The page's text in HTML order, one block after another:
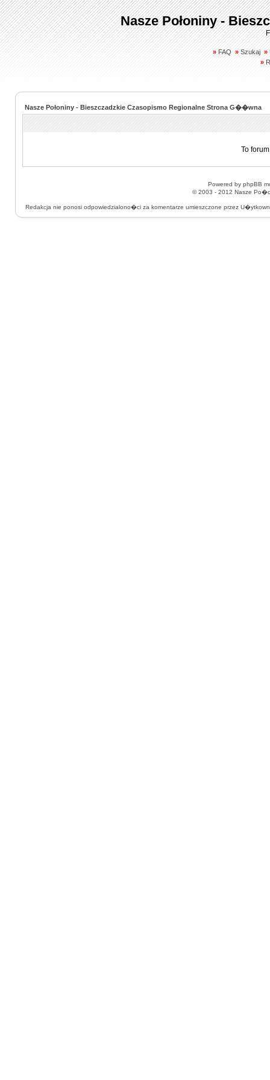
Nasze Połoniny -
» FAQ » Szukaj »
»
Nasze Połoniny - Bieszczadzkie Czasopismo Regionalne Strona G��wna
To
Powered by phpBB
© 2003 - 2012 Nasze
Redakcja nie ponosi odpowiedzialono�ci za komentarze umieszczone przez